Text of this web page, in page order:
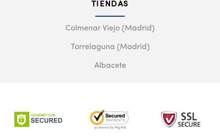
TIENDAS
Colmenar Viejo (Madrid)
Torrelaguna (Madrid)
Albacete